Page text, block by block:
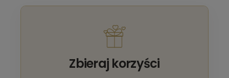
Zbieraj korzyści